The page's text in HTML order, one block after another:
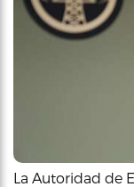
La Autoridad de